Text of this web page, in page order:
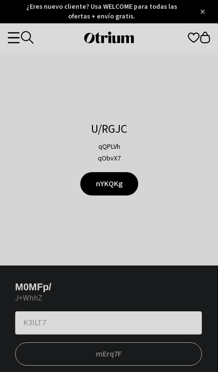
Otrium
Trustpilot
¿Eres nuevo cliente? Usa WELCOME para todas las
ofertas + envío gratis.
Otrium
Categories
U/RGJC
qQPLVh
qObvX7
nYKQKg
M0MFp/
J+WhhZ
mErq7F